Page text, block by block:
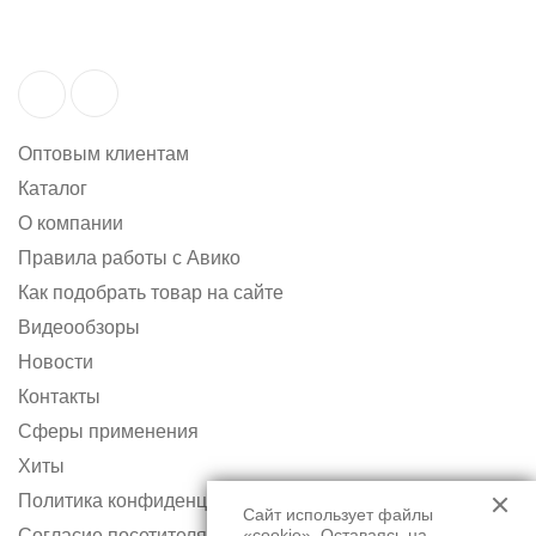
Оптовым клиентам
Каталог
О компании
Правила работы с Авико
Как подобрать товар на сайте
Видеообзоры
Новости
Контакты
Сферы применения
Хиты
Политика конфиденциальности
Сайт использует файлы